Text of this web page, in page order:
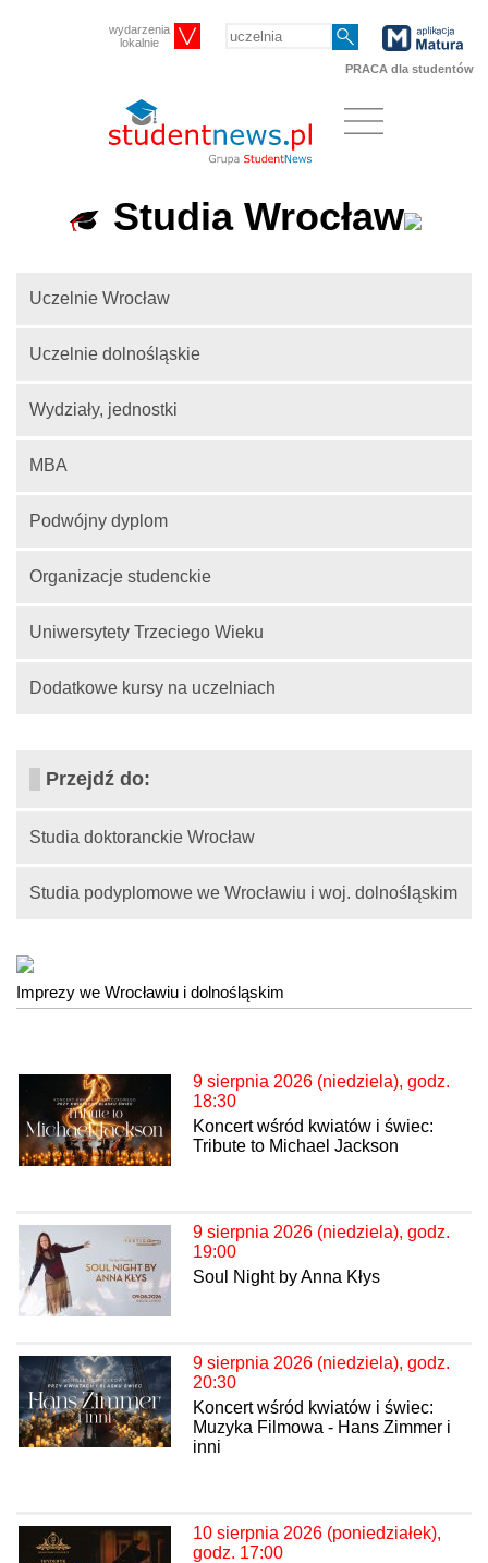
wydarzenia
lokalnie
PRACA dla studentów
Studia Wrocław
Uczelnie Wrocław
Uczelnie dolnośląskie
Wydziały, jednostki
MBA
Podwójny dyplom
Organizacje studenckie
Uniwersytety Trzeciego Wieku
Dodatkowe kursy na uczelniach
Przejdź do:
Studia doktoranckie Wrocław
Studia podyplomowe we Wrocławiu i woj. dolnośląskim
Imprezy we Wrocławiu i dolnośląskim
9 sierpnia 2026 (niedziela), godz.
18:30
Koncert wśród kwiatów i świec:
Tribute to Michael Jackson
9 sierpnia 2026 (niedziela), godz.
19:00
Soul Night by Anna Kłys
9 sierpnia 2026 (niedziela), godz.
20:30
Koncert wśród kwiatów i świec:
Muzyka Filmowa - Hans Zimmer i
inni
10 sierpnia 2026 (poniedziałek),
godz. 17:00